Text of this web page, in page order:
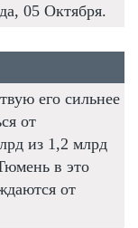
05 Октября.
его сильнее
от
из 1,2 млрд
в это
от